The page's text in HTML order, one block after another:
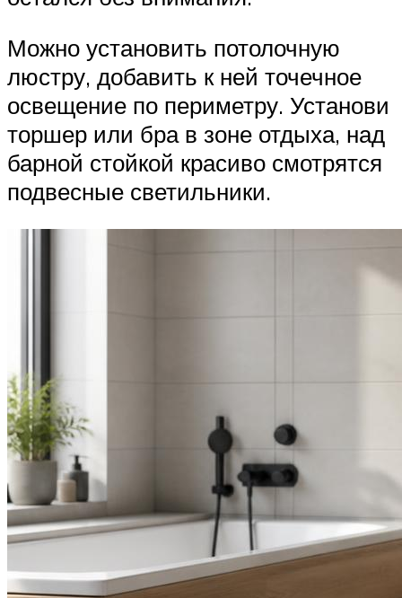
Можно установить потолочную
люстру, добавить к ней точечное
освещение по периметру. Установи
торшер или бра в зоне отдыха, над
барной стойкой красиво смотрятся
подвесные светильники.